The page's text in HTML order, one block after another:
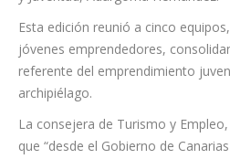
Fuerteventura, Lola García, y el
y Juventud, Adargoma Hernández.
Esta edición reunió a cinco
jóvenes emprendedores,
referente del emprendimiento
archipiélago.